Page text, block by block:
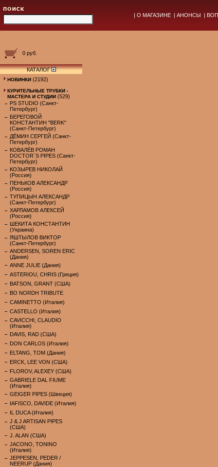
| О МАГАЗИНЕ | АНОНСЫ |
0 руб.
КАТАЛОГ
НОВИНКИ (2192)
КУРИТЕЛЬНЫЕ ТРУБКИ -
МАСТЕРА И СТУДИИ (529)
PS STUDIO (Санкт-
Петербург)
БЕРЕГОВОЙ
КОНСТАНТИН "BERK"
(Санкт-Петербург)
ДЁМИН СЕРГЕЙ (Санкт-
Петербург)
КОВАЛЁВ РОМАН
DOCTOR`S PIPES (Санкт-
Петербург)
КОЗЫРЕВ НИКОЛАЙ
(Россия)
ПЕНЬКОВ АЛЕКСАНДР
(Россия)
ТУПИЦЫН АЛЕКСАНДР
(Санкт-Петербург)
ХАРЛАМОВ АЛЕКСЕЙ
(Россия)
ШЕКИТА КОНСТАНТИН
(Украина)
ЯШТЫЛОВ ВИКТОР
(Санкт-Петербург)
ANDERSEN, SOREN ERIC
(Дания)
ANNE JULIE (Дания)
ASTERIOU, CHRIS (Греция)
BATSON, GRANT (США)
BO NORDH TRIBUTE
CAMINETTO (Италия)
CASTELLO (Италия)
CAVICCHI, CLAUDIO
(Италия)
DAVIS, RAD (США)
DON CARLOS (Италия)
ELTANG, TOM (Дания)
ERCK, LEE VON (США)
FLOROV, ALEXEY (США)
GABRIELE DAL FIUME
(Италия)
GEIGER PIPES (Швеция)
IAFISCO, DAVIDE (Италия)
IL DUCA (Италия)
J & J ARTISAN PIPES
(США)
J. ALAN (США)
JACONO, TONINO
(Италия)
JEPPESEN, PEDER /
NEERUP (Дания)